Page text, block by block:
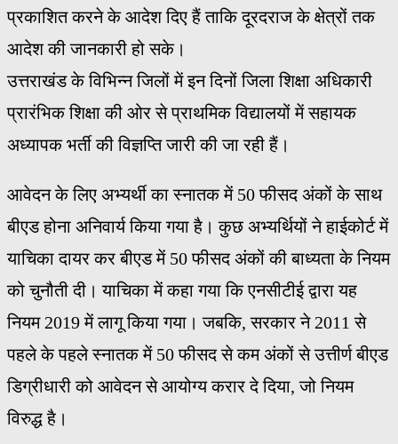
प्रकाशित करने के आदेश दिए हैं ताकि दूरदराज के क्षेत्रों तक
आदेश की जानकारी हो सके।
उत्तराखंड के विभिन्न जिलों में इन दिनों जिला शिक्षा अधिकारी
प्रारंभिक शिक्षा की ओर से प्राथमिक विद्यालयों में सहायक
अध्यापक भर्ती की विज्ञप्ति जारी की जा रही हैं।
आवेदन के लिए अभ्यर्थी का स्नातक में 50 फीसद अंकों के साथ
बीएड होना अनिवार्य किया गया है। कुछ अभ्यर्थियों ने हाईकोर्ट में
याचिका दायर कर बीएड में 50 फीसद अंकों की बाध्यता के नियम
को चुनौती दी। याचिका में कहा गया कि एनसीटीई द्वारा यह
नियम 2019 में लागू किया गया। जबकि, सरकार ने 2011 से
पहले के पहले स्नातक में 50 फीसद से कम अंकों से उत्तीर्ण बीएड
डिग्रीधारी को आवेदन से आयोग्य करार दे दिया, जो नियम
विरुद्ध है।